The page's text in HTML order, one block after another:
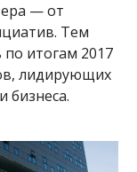
— от
Тем
итогам 2017
лидирующих
бизнеса.